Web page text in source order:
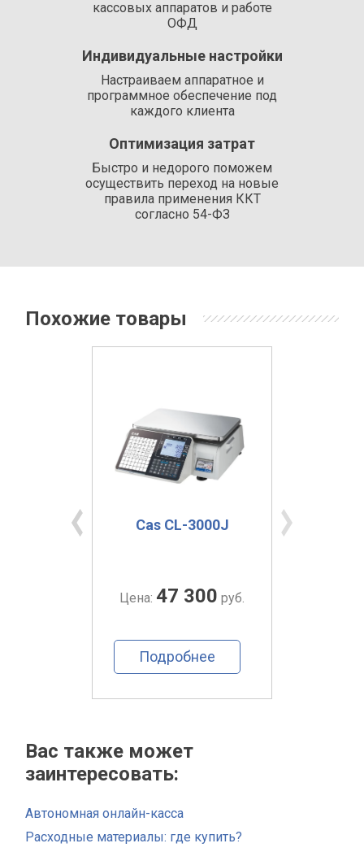
кассовых аппаратов и работе
ОФД
Индивидуальные настройки
Настраиваем аппаратное и
программное обеспечение под
каждого клиента
Оптимизация затрат
Быстро и недорого поможем
осуществить переход на новые
правила применения ККТ
согласно 54-ФЗ
Похожие товары
Cas CL-3000J
Цена: 47 300 руб.
Подробнее
Вас также может
заинтересовать:
Автономная онлайн-касса
Расходные материалы: где купить?